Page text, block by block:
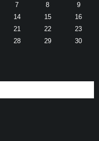
7 8
9
14 15
16
21 22
23
28 29
30